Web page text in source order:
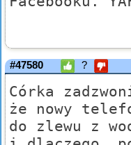
#47580 ?
Córka
że nowy
do zlewu z